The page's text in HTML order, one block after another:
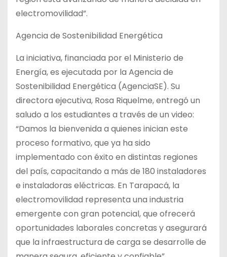
electromovilidad”.
Agencia de Sostenibilidad Energética
La iniciativa, financiada por el Ministerio de
Energía, es ejecutada por la Agencia de
Sostenibilidad Energética (AgenciaSE). Su
directora ejecutiva, Rosa Riquelme, entregó un
saludo a los estudiantes a través de un video:
“Damos la bienvenida a quienes inician este
proceso formativo, que ya ha sido
implementado con éxito en distintas regiones
del país, capacitando a más de 180 instaladores
e instaladoras eléctricas. En Tarapacá, la
electromovilidad representa una industria
emergente con gran potencial, que ofrecerá
oportunidades laborales concretas y asegurará
que la infraestructura de carga se desarrolle de